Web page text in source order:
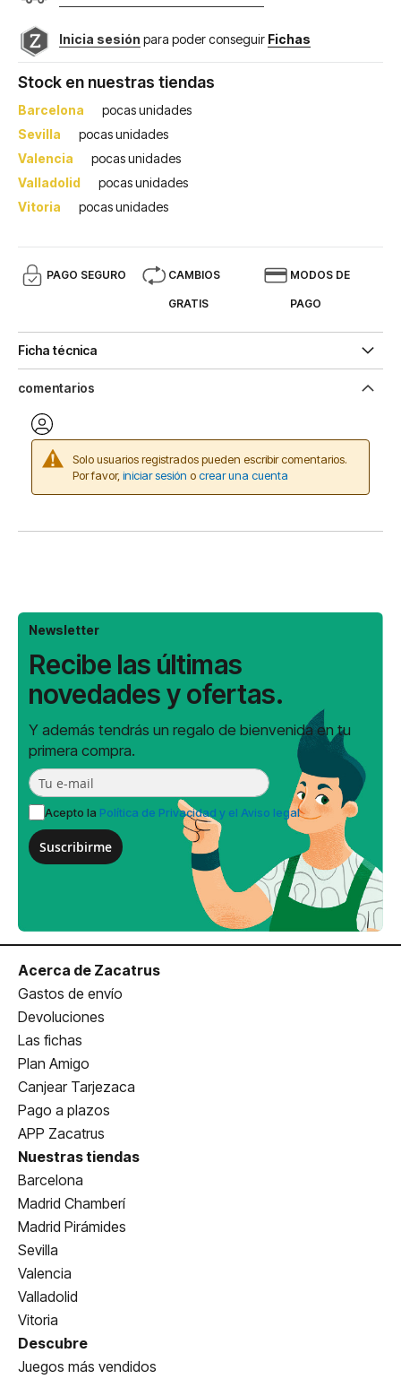
Inicia sesión para poder conseguir Fichas
Stock en nuestras tiendas
Barcelona
pocas unidades
Sevilla
pocas unidades
Valencia
pocas unidades
Valladolid
pocas unidades
Vitoria
pocas unidades
PAGO SEGURO CAMBIOS
GRATIS
MODOS DE
PAGO
Ficha técnica
comentarios
Solo usuarios registrados pueden escribir comentarios.
Por favor, iniciar sesión ocrear una cuenta
Newsletter
Recibe las últimas
novedades y ofertas.
Y además tendrás un regalo de bienvenida en tu
primera compra.
Acepto la Política de Privacidad y el Aviso legal
Suscribirme
Acerca de Zacatrus
Gastos de envío
Devoluciones
Las fichas
Plan Amigo
Canjear Tarjezaca
Pago a plazos
APP Zacatrus
Nuestras tiendas
Barcelona
Madrid Chamberí
Madrid Pirámides
Sevilla
Valencia
Valladolid
Vitoria
Descubre
Juegos más vendidos